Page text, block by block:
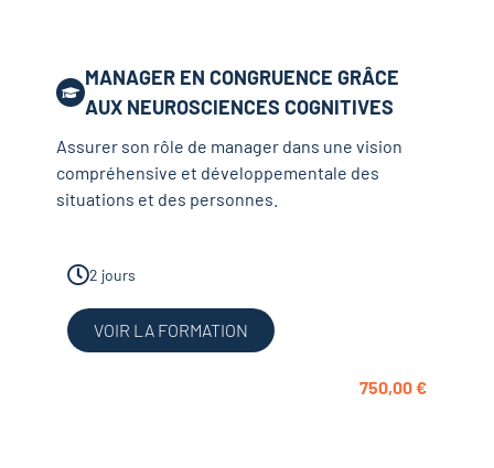
MANAGER EN CONGRUENCE GRÂCE
AUX NEUROSCIENCES COGNITIVES
Assurer son rôle de manager dans une vision
compréhensive et développementale des
situations et des personnes.
2 jours
VOIR LA FORMATION
750,00€